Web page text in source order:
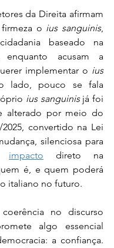
da Direita afirmam
o ius sanguinis,
baseado na
enquanto acusam a
implementar o ius
lado, pouco se fala
ius sanguinis já foi
alterado por meio do
convertido na Lei
silenciosa para
impacto direto na
é, e quem poderá
italiano no futuro.
no discurso
algo essencial
a confiança.